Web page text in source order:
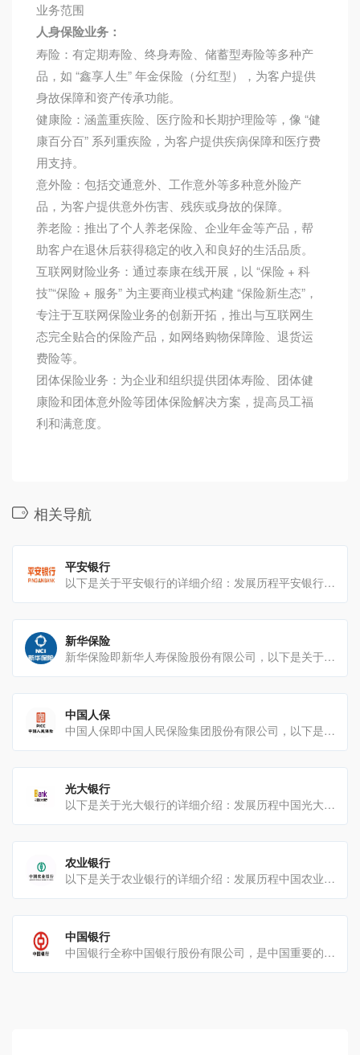
业务范围
人身保险业务：
寿险：有定期寿险、终身寿险、储蓄型寿险等多种产
品，如 “鑫享人生” 年金保险（分红型），为客户提供
身故保障和资产传承功能。
健康险：涵盖重疾险、医疗险和长期护理险等，像 “健
康百分百” 系列重疾险，为客户提供疾病保障和医疗费
用支持。
意外险：包括交通意外、工作意外等多种意外险产
品，为客户提供意外伤害、残疾或身故的保障。
养老险：推出了个人养老保险、企业年金等产品，帮
助客户在退休后获得稳定的收入和良好的生活品质。
互联网财险业务：通过泰康在线开展，以 “保险 + 科
技”“保险 + 服务” 为主要商业模式构建 “保险新生态”，
专注于互联网保险业务的创新开拓，推出与互联网生
态完全贴合的保险产品，如网络购物保障险、退货运
费险等。
团体保险业务：为企业和组织提供团体寿险、团体健
康险和团体意外险等团体保险解决方案，提高员工福
利和满意度。
相关导航
平安银行
以下是关于平安银行的详细介绍：发展历程平安银行的前身是深圳发展银行，1987年11月23日，深圳[…]
新华保险
新华保险即新华人寿保险股份有限公司，以下是关于它的详细介绍：发展历程1996年：1月22日，中国人[…]
中国人保
中国人保即中国人民保险集团股份有限公司，以下是关于它的详细介绍：发展历程1949年10月20日，[…]
光大银行
以下是关于光大银行的详细介绍：发展历程中国光大银行成立于1992年8月，是经国务院批复并经人民银行[…]
农业银行
以下是关于农业银行的详细介绍：发展历程中国农业银行的前身最早可追溯至1951年成立的农业合作银行，是新[…]
中国银行
中国银行全称中国银行股份有限公司，是中国重要的国有大型商业银行之一主要业务公司金融业务：为企业提供各类贷款[…]